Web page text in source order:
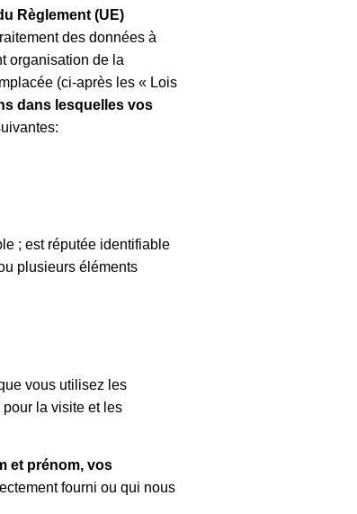
Règlement (UE)
des données à
organisation de la
(ci-après les « Lois
dans lesquelles vos
; est réputée identifiable
plusieurs éléments
vous utilisez les
la visite et les
et prénom, vos
fourni ou qui nous